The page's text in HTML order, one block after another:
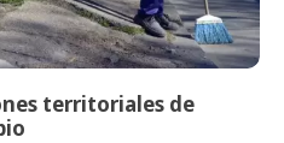
territoriales de